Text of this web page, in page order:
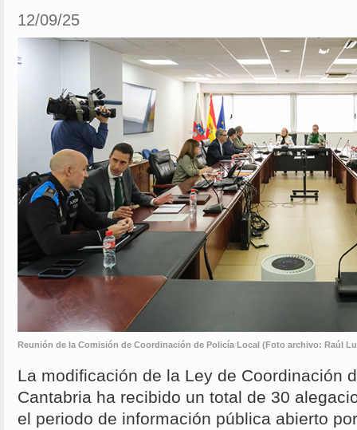
12/09/25
Reunión de la Comisión de Coordinación de Policía Local (Foto archivo: Raúl
La modificación de la Ley de Coordinación
Cantabria ha recibido un total de 30
el periodo de información pública abierto